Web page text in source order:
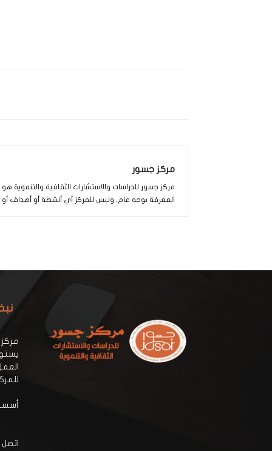
مركز جسور
مركز جسور للدراسات والاستشارات الثقافية والتنموية
المعرفة بوجه عام، وليس للمركز أي أنشطة أو أهداف
اتصل